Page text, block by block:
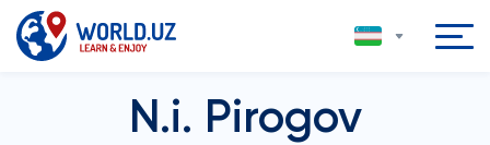
N.i. Pirogov